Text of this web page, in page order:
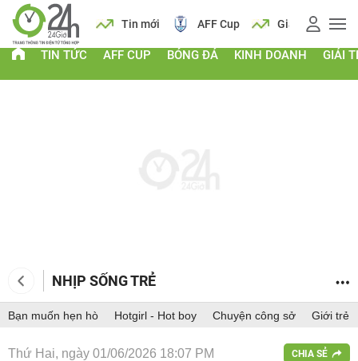
Lịch Tin mới AFF Cup Giá vàng
TIN TỨC AFF CUP BÓNG ĐÁ KINH DOANH GIẢI
NHỊP SỐNG TRẺ
Bạn muốn hẹn hò Hotgirl - Hot boy Chuyện công sở Giới trẻ
Thứ Hai, ngày 01/06/2026 18:07 PM CHIA SẺ